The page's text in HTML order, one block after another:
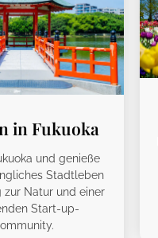
in Fukuoka
und genieße
Stadtleben
zur Natur und einer
Start-up-